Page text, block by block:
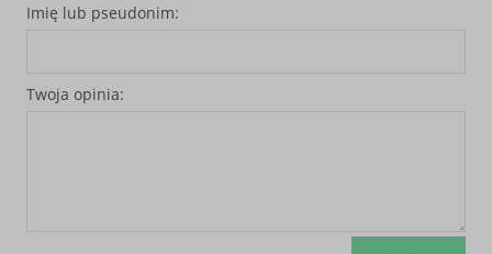
Imię lub pseudonim:
Twoja opinia: